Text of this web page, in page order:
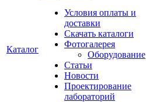
Каталог
Условия оплаты и
доставки
Скачать каталоги
Фотогалерея
Оборудование
Статьи
Новости
Проектирование
лабораторий